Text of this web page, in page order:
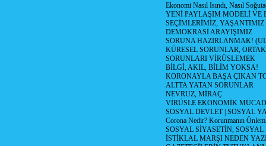
Ekonomi Nasıl Isındı, Nasıl
YENİ PAYLAŞIM MODELİ VE
SEÇİMLERİMİZ, YAŞANTIMIZ
DEMOKRASİ ARAYIŞIMIZ
SORUNA HAZIRLANMAK!
KÜRESEL SORUNLAR,
SORUNLARI VİRÜSLEMEK
BİLGİ, AKIL, BİLİM YOKSA!
KORONAYLA BAŞA ÇIKAN
ALTTA YATAN SORUNLAR
NEVRUZ, MİRAÇ
VİRÜSLE EKONOMİK
SOSYAL DEVLET | SOSYAL
Corona Nedir? Korunmanın
SOSYAL SİYASETİN,
İSTİKLAL MARŞI NEDEN